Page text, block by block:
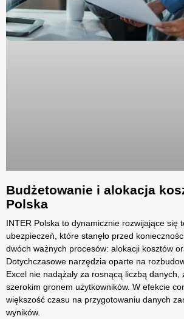
Budżetowanie i alokacja
Polska
INTER Polska to dynamicznie rozwijające się
ubezpieczeń, które stanęło przed
dwóch ważnych procesów: alokacji kosztów
Dotychczasowe narzędzia oparte na
Excel nie nadążały za rosnącą liczbą danych,
szerokim gronem użytkowników. W efekcie
większość czasu na przygotowaniu danych
wyników.